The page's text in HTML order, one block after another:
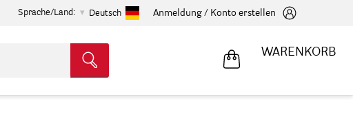
Sprache/Land: Deutsch Anmeldung / Konto erstellen
WARENKORB